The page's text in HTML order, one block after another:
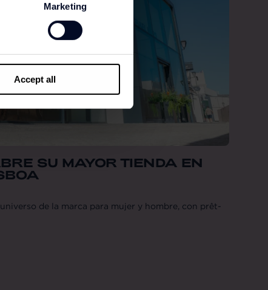
Marketing
Accept all
SU MAYOR TIENDA EN
de la marca para mujer y hombre, con prêt-